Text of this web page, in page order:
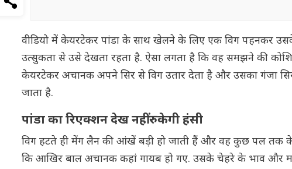
वीडियो में केयरटेकर पांडा के साथ खेलने के लिए एक विग पहनकर
उत्सुकता से उसे देखता रहता है. ऐसा लगता है कि वह समझने की
केयरटेकर अचानक अपने सिर से विग उतार देता है और उसका गंजा
जाता है.
पांडा का रिएक्शन देख नहीं रुकेगी हंसी
विग हटते ही मेंग लैन की आंखें बड़ी हो जाती हैं और वह कुछ पल तक
कि आखिर बाल अचानक कहां गायब हो गए. उसके चेहरे के भाव और